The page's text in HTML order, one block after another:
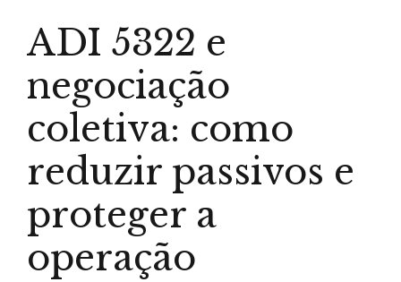
ADI 5322 e
negociação
coletiva: como
reduzir passivos e
proteger a
operação